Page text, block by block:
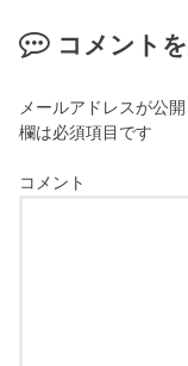
コメント
メールアドレスが公
欄は必須項目です
コメント